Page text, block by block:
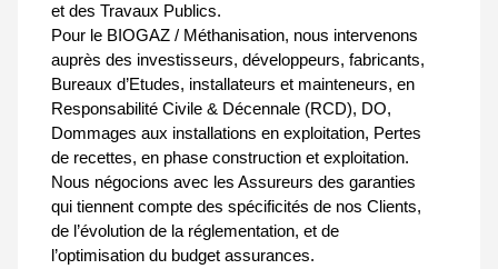
et des Travaux Publics.
Pour le BIOGAZ / Méthanisation, nous intervenons
auprès des investisseurs, développeurs, fabricants,
Bureaux d’Etudes, installateurs et mainteneurs, en
Responsabilité Civile & Décennale (RCD), DO,
Dommages aux installations en exploitation, Pertes
de recettes, en phase construction et exploitation.
Nous négocions avec les Assureurs des garanties
qui tiennent compte des spécificités de nos Clients,
de l’évolution de la réglementation, et de
l’optimisation du budget assurances.